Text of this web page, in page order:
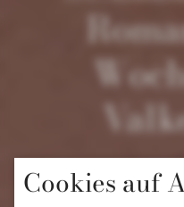
Valkenburg ist
Cookies auf